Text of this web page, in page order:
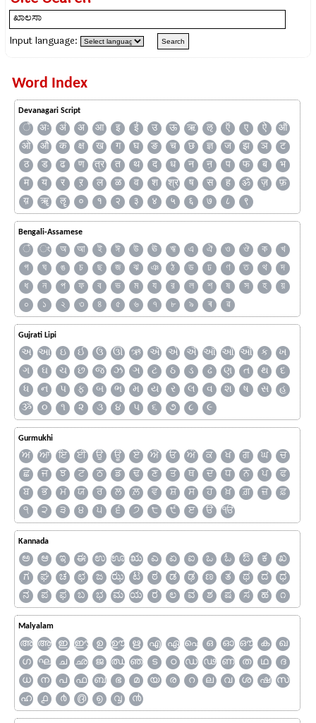
Input language:
Word Index
Devanagari Script
ँ अः अं अ आ इ ई उ ऊ ऋ ऌ ऍ ए ऐ
ऑ
ओ
औ क क्ष ख ग घ ङ च छ ज्ञ ज झ ञ
ट
ठ
ड ढ ण त्र त थ द ध न ऩ प फ ब
भ
म
य र ऱ ल ळ व श श्र ष स ह ॐ ज़
फ़
य़
ॠ ॡ ० १ २ ३ ४ ५ ६ ७ ८ ९
Bengali-Assamese
ঁ ং অ আ ই ঈ উ ঊ ঋ এ ঐ ও ঔ ক
খ
গ
ঘ ঙ চ ছ জ ঝ ঞ ঠ ড ঢ ণ ত থ
দ
ধ
ন প ফ ব ভ ম য র ল শ ষ স হ
য়
০
১ ২ ৩ ৪ ৫ ৬ ৭ ৮ ৯ ৰ ৱ
Gujrati Lipi
અ આ ઇ ઈ ઉ ઊ ઋ ઍ એ ઐ ઑ ઓ ઔ ક
ખ
ગ
ઘ ચ છ જ ઝ ઞ ટ ઠ ડ ઢ ણ ત થ
દ
ધ
ન પ ફ બ ભ મ ય ર લ વ શ ષ સ
હ
ૐ
૦ ૧ ૨ ૩ ૪ ૫ ૬ ૭ ૮ ૯
Gurmukhi
ਅ ਆ ਇ ਈ ਉ ਊ ਏ ਐ ਓ ਔ ਕ ਖ ਗ ਘ
ਚ
ਛ
ਜ ਝ ਟ ਠ ਡ ਢ ਣ ਤ ਥ ਦ ਧ ਨ ਪ
ਫ
ਬ
ਭ ਮ ਯ ਰ ਲ ਲ਼ ਵ ਸ਼ ਸ ਹ ਖ਼ ਗ਼ ਜ਼
ਫ਼
੧
੨ ੩ ੪ ੫ ੬ ੭ ੮ ੯ ੲ ੳ ੴ
Kannada
ಅ ಆ ಇ ಈ ಉ ಊ ಋ ಎ ಏ ಐ ಒ ಓ ಔ ಕ
ಖ
ಗ
ಘ ಚ ಛ ಜ ಝ ಟ ಠ ಡ ಢ ಣ ತ ಥ ದ
ಧ
ನ
ಪ ಫ ಬ ಭ ಮ ಯ ರ ಲ ವ ಶ ಷ ಸ ಹ ೧
Malyalam
അ ആ ഇ ഈ ഉ ഊ ഋ എ ഏ ഐ ഒ ഓ ഔ ക
ഖ
ഗ
ഘ ച ഛ ജ ഝ ഞ ട ഠ ഡ ഢ ണ ത ഥ
ദ
ധ
ന പ ഫ ബ ഭ മ യ ര റ ല വ ശ ഷ
സ
ഹ
൧ ൪ ൫ ൭ ൮ ൯